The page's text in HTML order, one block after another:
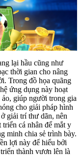
lại hầu cũng như
thời gian cho nâng
Trong đồ họa quãng
ứng dụng này hoạt
giúp người trong gia
cho giải pháp hình
giải trí thư dãn, nên
cá nhân để mắt y
minh chia sẻ trình bày.
lợi này để hiểu bởi
thành vươn lên là